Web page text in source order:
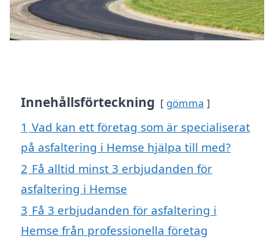
Innehållsförteckning gömma
1 Vad kan ett företag som är specialiserat
på asfaltering i Hemse hjälpa till med?
2 Få alltid minst 3 erbjudanden för
asfaltering i Hemse
3 Få 3 erbjudanden för asfaltering i
Hemse från professionella företag